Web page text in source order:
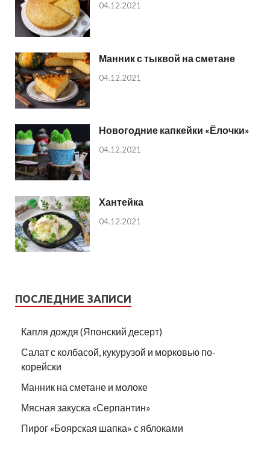
04.12.2021
Манник с тыквой на сметане
04.12.2021
Новогодние капкейки «Ёлочки»
04.12.2021
Хантейка
04.12.2021
ПОСЛЕДНИЕ ЗАПИСИ
Капля дождя (Японский десерт)
Салат с колбасой, кукурузой и морковью по-
корейски
Манник на сметане и молоке
Мясная закуска «Серпантин»
Пирог «Боярская шапка» с яблоками